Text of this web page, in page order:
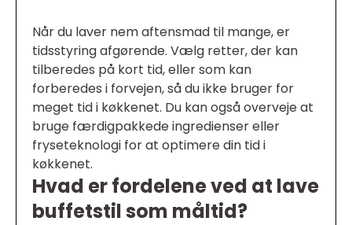
Når du laver nem aftensmad til mange, er
tidsstyring afgørende. Vælg retter, der kan
tilberedes på kort tid, eller som kan
forberedes i forvejen, så du ikke bruger for
meget tid i køkkenet. Du kan også overveje at
bruge færdigpakkede ingredienser eller
fryseteknologi for at optimere din tid i
køkkenet.
Hvad er fordelene ved at lave
buffetstil som måltid?